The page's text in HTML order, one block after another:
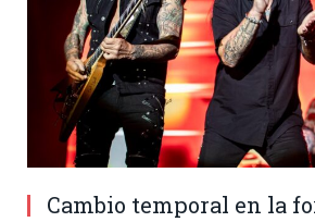
Cambio temporal en la